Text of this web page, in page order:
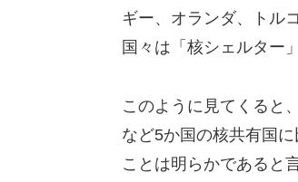
ギー、オランダ、トル
国々は「核シェルター
このように見てくると
など5か国の核共有国
ことは明らかであると